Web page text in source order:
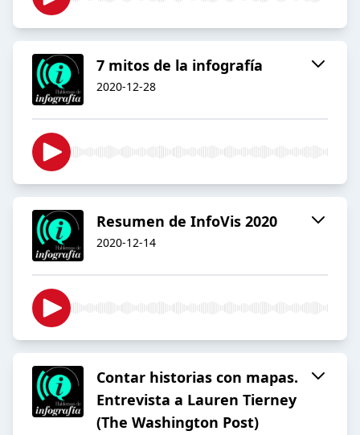
7 mitos de la infografía
2020-12-28
Resumen de InfoVis 2020
2020-12-14
Contar historias con mapas.
Entrevista a Lauren Tierney
(The Washington Post)